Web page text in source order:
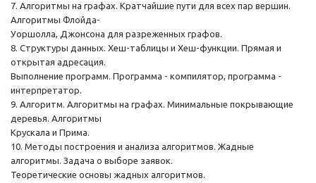
7. Алгоритмы на графах. Кратчайшие пути для всех пар вершин.
Алгоритмы Флойда-
Уоршолла, Джонсона для разреженных графов.
8. Структуры данных. Хеш-таблицы и Хеш-функции. Прямая и
открытая адресация.
Выполнение программ. Программа - компилятор, программа -
интерпретатор.
9. Алгоритм. Алгоритмы на графах. Минимальные покрывающие
деревья. Алгоритмы
Крускала и Прима.
10. Методы построения и анализа алгоритмов. Жадные
алгоритмы. Задача о выборе заявок.
Теоретические основы жадных алгоритмов.